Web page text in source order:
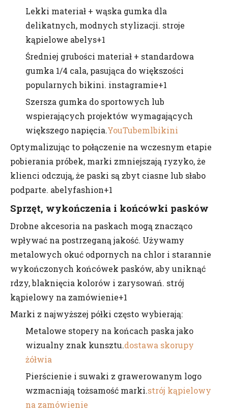
Lekki materiał + wąska gumka dla
delikatnych, modnych stylizacji. stroje
kąpielowe abelys+1
Średniej grubości materiał + standardowa
gumka 1/4 cala, pasująca do większości
popularnych bikini. instagramie+1
Szersza gumka do sportowych lub
wspierających projektów wymagających
większego napięcia.YouTubemlbikini
Optymalizując to połączenie na wczesnym etapie
pobierania próbek, marki zmniejszają ryzyko, że
klienci odczują, że paski są zbyt ciasne lub słabo
podparte. abelyfashion+1
Sprzęt, wykończenia i końcówki pasków
Drobne akcesoria na paskach mogą znacząco
wpływać na postrzeganą jakość. Używamy
metalowych okuć odpornych na chlor i starannie
wykończonych końcówek pasków, aby uniknąć
rdzy, blaknięcia kolorów i zarysowań. strój
kąpielowy na zamówienie+1
Marki z najwyższej półki często wybierają:
Metalowe stopery na końcach paska jako
wizualny znak kunsztu.dostawa skorupy
żółwia
Pierścienie i suwaki z grawerowanym logo
wzmacniają tożsamość marki.strój kąpielowy
na zamówienie